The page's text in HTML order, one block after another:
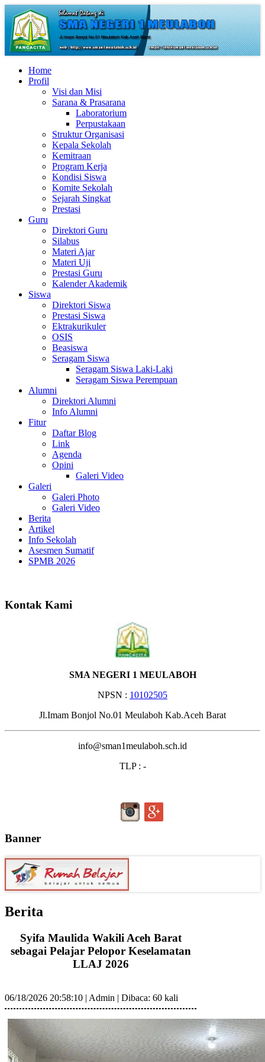
Home
Profil
Visi dan Misi
Sarana & Prasarana
Laboratorium
Perpustakaan
Struktur Organisasi
Kepala Sekolah
Kemitraan
Program Kerja
Kondisi Siswa
Komite Sekolah
Sejarah Singkat
Prestasi
Guru
Direktori Guru
Silabus
Materi Ajar
Materi Uji
Prestasi Guru
Kalender Akademik
Siswa
Direktori Siswa
Prestasi Siswa
Ektrakurikuler
OSIS
Beasiswa
Seragam Siswa
Seragam Siswa Laki-Laki
Seragam Siswa Perempuan
Alumni
Direktori Alumni
Info Alumni
Fitur
Daftar Blog
Link
Agenda
Opini
Galeri Video
Galeri
Galeri Photo
Galeri Video
Berita
Artikel
Info Sekolah
Asesmen Sumatif
SPMB 2026
Kontak Kami
SMA NEGERI 1 MEULABOH
NPSN : 10102505
Jl.Imam Bonjol No.01 Meulaboh Kab.Aceh Barat
info@sman1meulaboh.sch.id
TLP : -
Banner
Berita
Syifa Maulida Wakili Aceh Barat
sebagai Pelajar Pelopor Keselamatan
LLAJ 2026
06/18/2026 20:58:10 | Admin | Dibaca: 60 kali